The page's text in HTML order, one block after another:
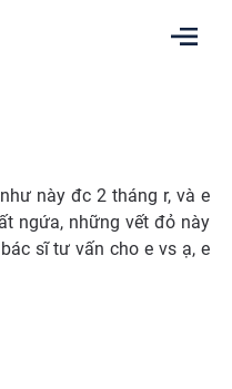
này đc 2 tháng r, và e
ngứa, những vết đỏ này
sĩ tư vấn cho e vs ạ, e